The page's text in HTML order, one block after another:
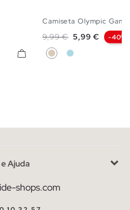
S
Camiseta Olympic
Preço normal
9,99 € Preço
5,99 € -40%
Off WhiteAzul Claro
Ajuda
shops.com